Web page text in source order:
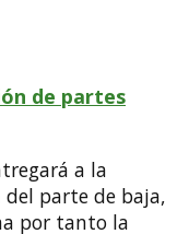
de partes
a la
parte de baja,
por tanto la